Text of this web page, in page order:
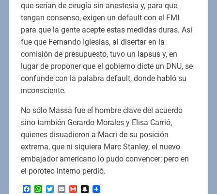
que serían de cirugía sin anestesia y, para que
tengan consenso, exigen un default con el FMI
para que la gente acepte estas medidas duras. Así
fue que Fernando Iglesias, al disertar en la
comisión de presupuesto, tuvo un lapsus y, en
lugar de proponer que el gobierno dicte un DNU, se
confunde con la palabra default, donde habló su
inconsciente.
No sólo Massa fue el hombre clave del acuerdo
sino también Gerardo Morales y Elisa Carrió,
quienes disuadieron a Macri de su posición
extrema, que ni siquiera Marc Stanley, el nuevo
embajador americano lo pudo convencer; pero en
el poroteo interno perdió.
Facebook
WhatsApp
Twitter
EmailGmailSnapchat